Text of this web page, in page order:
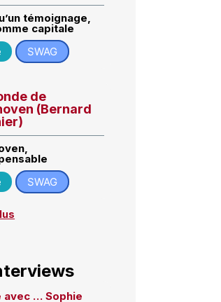
témoignage,
capitale
SWAG
de
(Bernard
SWAG
avec … Sophie